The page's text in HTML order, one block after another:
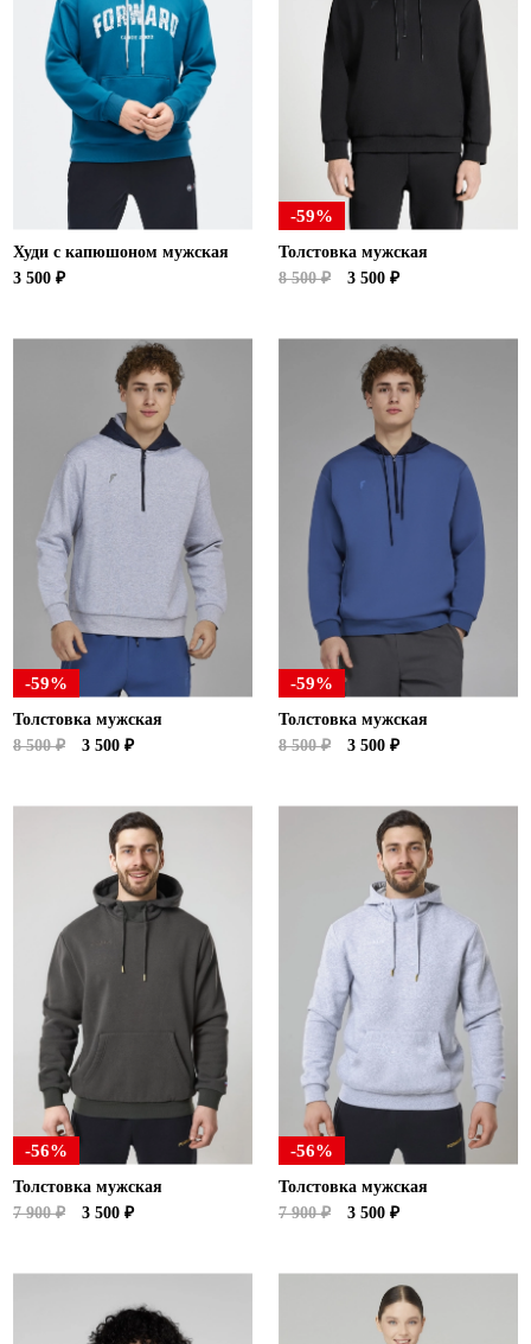
Худи с капюшоном мужская
3 500 ₽
-59%
Толстовка мужская
8 500 ₽
3 500 ₽
-59%
Толстовка мужская
8 500 ₽
3 500 ₽
-59%
Толстовка мужская
8 500 ₽
3 500 ₽
-56%
Толстовка мужская
7 900 ₽
3 500 ₽
-56%
Толстовка мужская
7 900 ₽
3 500 ₽